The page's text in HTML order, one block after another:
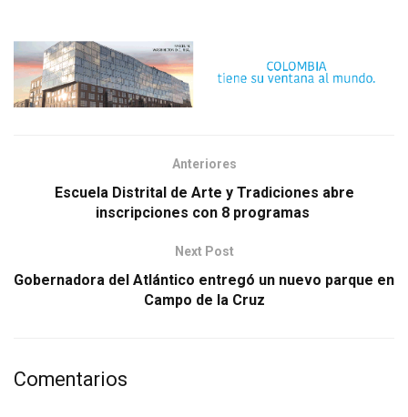
Anteriores
Escuela Distrital de Arte y Tradiciones abre
inscripciones con 8 programas
Next Post
Gobernadora del Atlántico entregó un nuevo parque en
Campo de la Cruz
Comentarios